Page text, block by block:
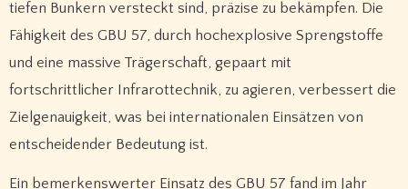
tiefen Bunkern versteckt sind, präzise zu bekämpfen. Die
Fähigkeit des GBU 57, durch hochexplosive Sprengstoffe
und eine massive Trägerschaft, gepaart mit
fortschrittlicher Infrarottechnik, zu agieren, verbessert die
Zielgenauigkeit, was bei internationalen Einsätzen von
entscheidender Bedeutung ist.
Ein bemerkenswerter Einsatz des GBU 57 fand im Jahr